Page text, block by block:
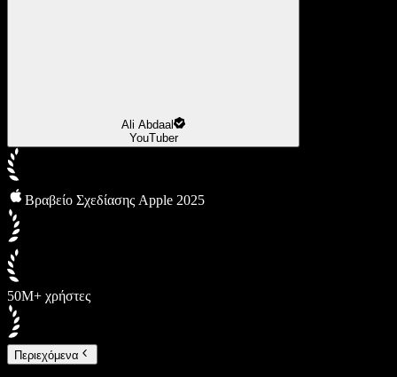
Ali Abdaal
YouTuber
Βραβείο Σχεδίασης Apple 2025
50M+ χρήστες
Περιεχόμενα